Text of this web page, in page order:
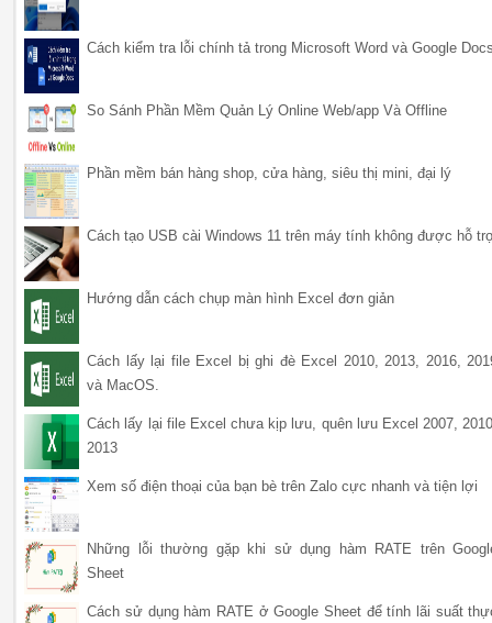
Cách kiểm tra lỗi chính tả trong Microsoft Word và Google
So Sánh Phần Mềm Quản Lý Online Web/app Và Offline
Phần mềm bán hàng shop, cửa hàng, siêu thị mini, đại lý
Cách tạo USB cài Windows 11 trên máy tính không được hỗ
Hướng dẫn cách chụp màn hình Excel đơn giản
Cách lấy lại file Excel bị ghi đè Excel 2010, 2013, 2016,
và MacOS.
Cách lấy lại file Excel chưa kịp lưu, quên lưu Excel 2007,
2013
Xem số điện thoại của bạn bè trên Zalo cực nhanh và tiện lợi
Những lỗi thường gặp khi sử dụng hàm RATE trên
Sheet
Cách sử dụng hàm RATE ở Google Sheet để tính lãi suất